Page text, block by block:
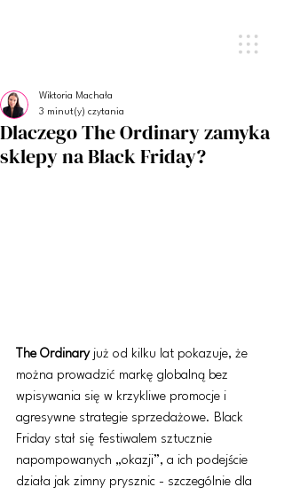
Dlaczego The Ordinary zamyka
sklepy na Black Friday?
Wiktoria Machała
3 minut(y) czytania
The Ordinary już od kilku lat pokazuje, że
można prowadzić markę globalną bez
wpisywania się w krzykliwe promocje i
agresywne strategie sprzedażowe. Black
Friday stał się festiwalem sztucznie
napompowanych „okazji”, a ich podejście
działa jak zimny prysznic - szczególnie dla